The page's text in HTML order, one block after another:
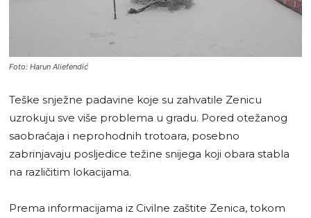
Foto: Harun Aliefendić
Teške snježne padavine koje su zahvatile Zenicu
uzrokuju sve više problema u gradu. Pored otežanog
saobraćaja i neprohodnih trotoara, posebno
zabrinjavaju posljedice težine snijega koji obara stabla
na različitim lokacijama.
Prema informacijama iz Civilne zaštite Zenica, tokom